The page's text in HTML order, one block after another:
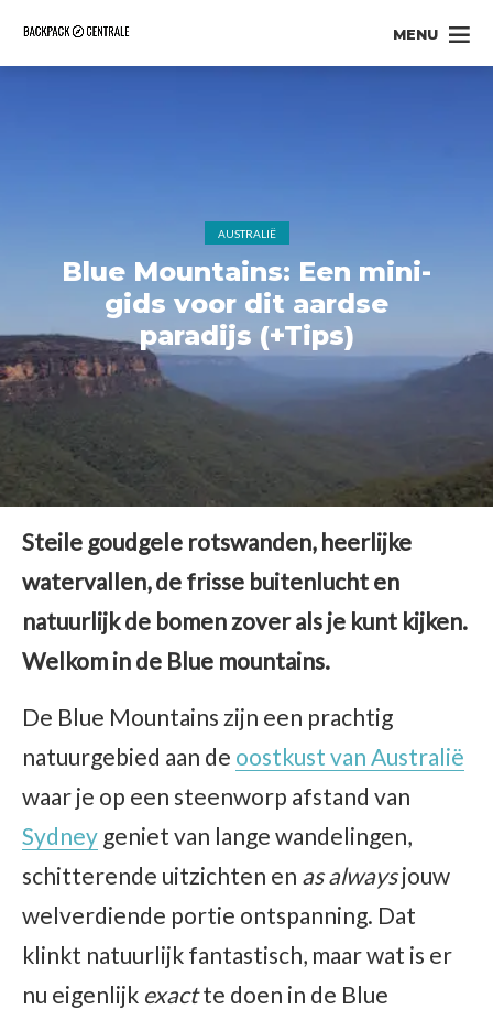
MENU
AUSTRALIË
Blue Mountains: Een mini-
gids voor dit aardse
paradijs (+Tips)
Steile goudgele rotswanden, heerlijke
watervallen, de frisse buitenlucht en
natuurlijk de bomen zover als je kunt kijken.
Welkom in de Blue mountains.
De Blue Mountains zijn een prachtig
natuurgebied aan de oostkust van Australië
waar je op een steenworp afstand van
Sydney geniet van lange wandelingen,
schitterende uitzichten en as alwaysjouw
welverdiende portie ontspanning. Dat
klinkt natuurlijk fantastisch, maar wat is er
nu eigenlijk exactte doen in de Blue